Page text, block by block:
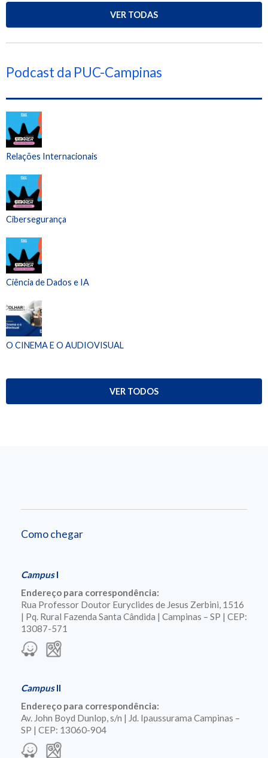
VER TODAS
Podcast da PUC-Campinas
Relações Internacionais
Cibersegurança
Ciência de Dados e IA
O CINEMA E O AUDIOVISUAL
VER TODOS
Como chegar
CampusI
Endereço para correspondência:
Rua Professor Doutor Euryclides de Jesus Zerbini, 1516
| Pq. Rural Fazenda Santa Cândida | Campinas – SP | CEP:
13087-571
CampusII
Endereço para correspondência:
Av. John Boyd Dunlop, s/n | Jd. Ipaussurama Campinas –
SP | CEP: 13060-904